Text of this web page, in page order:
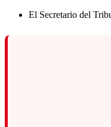
El Secretario del